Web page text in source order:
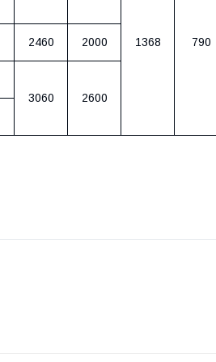
1368 790
2460 2000
3060
2600